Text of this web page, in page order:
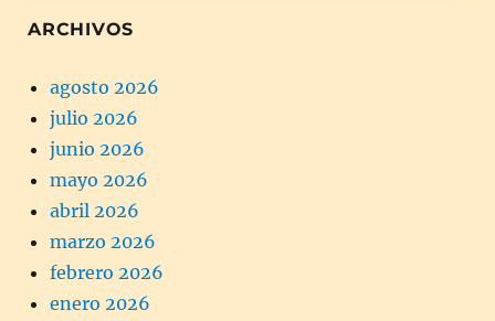
ARCHIVOS
agosto 2026
julio 2026
junio 2026
mayo 2026
abril 2026
marzo 2026
febrero 2026
enero 2026